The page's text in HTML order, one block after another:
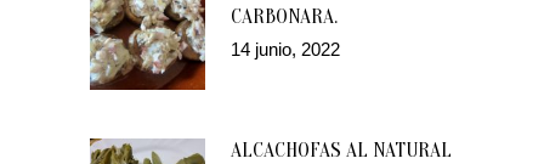
CARBONARA.
14 junio, 2022
ALCACHOFAS AL NATURAL